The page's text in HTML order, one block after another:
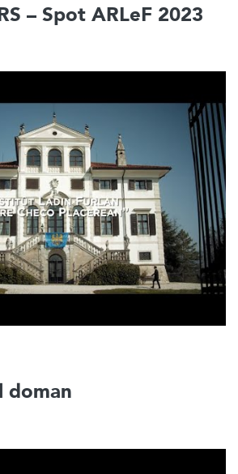
– Spot ARLeF 2023
doman